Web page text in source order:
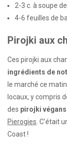
2-3 c. à soupe
4-6 feuilles de
Pirojki aux
Ces pirojki aux
ingrédients de
le marché ce
locaux, y compris
des pirojki
Pierogies . C’était
Coast !